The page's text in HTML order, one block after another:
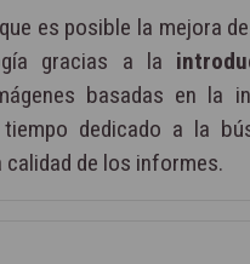
es posible la mejora
gracias a la
basadas en la
dedicado a la
calidad de los informes.